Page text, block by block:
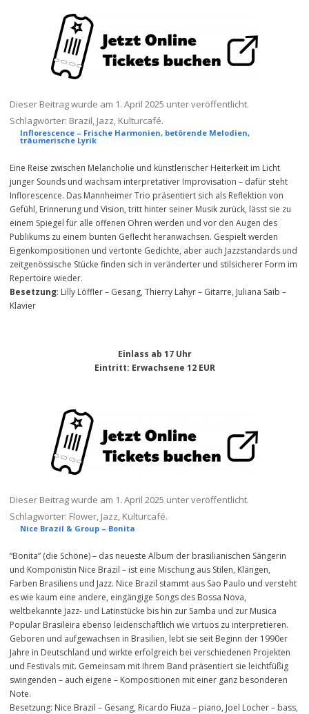
Dieser Beitrag wurde am 1. April 2025 unter veröffentlicht.
Schlagwörter: Brazil, Jazz, Kulturcafé.
Inflorescence – Frische Harmonien, betörende Melodien,
träumerische Lyrik
Eine Reise zwischen Melancholie und künstlerischer Heiterkeit im Licht
junger Sounds und wachsam interpretativer Improvisation – dafür steht
Inflorescence. Das Mannheimer Trio präsentiert sich als Reflektion von
Gefühl, Erinnerung und Vision, tritt hinter seiner Musik zurück, lässt sie zu
einem Spiegel für alle offenen Ohren werden und vor den Augen des
Publikums zu einem bunten Geflecht heranwachsen. Gespielt werden
Eigenkompositionen und vertonte Gedichte, aber auch Jazzstandards und
zeitgenössische Stücke finden sich in veränderter und stilsicherer Form im
Repertoire wieder.
Besetzung: Lilly Löffler – Gesang, Thierry Lahyr – Gitarre, Juliana Saib –
Klavier
Einlass ab 17 Uhr
Eintritt: Erwachsene 12 EUR
Dieser Beitrag wurde am 1. April 2025 unter veröffentlicht.
Schlagwörter: Flower, Jazz, Kulturcafé.
Nice Brazil & Group – Bonita
“Bonita” (die Schöne) – das neueste Album der brasilianischen Sängerin
und Komponistin Nice Brazil – ist eine Mischung aus Stilen, Klängen,
Farben Brasiliens und Jazz. Nice Brazil stammt aus Sao Paulo und versteht
es wie kaum eine andere, eingängige Songs des Bossa Nova,
weltbekannte Jazz- und Latinstücke bis hin zur Samba und zur Musica
Popular Brasileira ebenso leidenschaftlich wie virtuos zu interpretieren.
Geboren und aufgewachsen in Brasilien, lebt sie seit Beginn der 1990er
Jahre in Deutschland und wirkte erfolgreich bei verschiedenen Projekten
und Festivals mit. Gemeinsam mit Ihrem Band präsentiert sie leichtfüßig
swingenden – auch eigene – Kompositionen mit einer ganz besonderen
Note.
Besetzung: Nice Brazil – Gesang, Ricardo Fiuza – piano, Joel Locher – bass,